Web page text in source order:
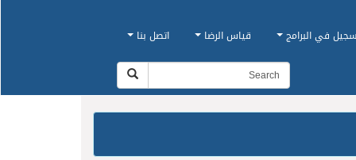
في البرامج قياس الرضا اتصل بنا